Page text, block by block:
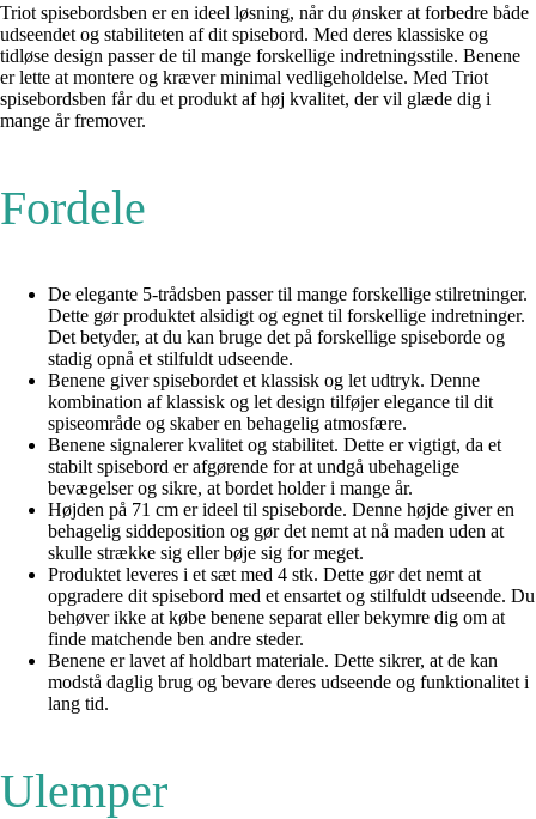
Triot spisebordsben er en ideel løsning, når du ønsker at forbedre både
udseendet og stabiliteten af dit spisebord. Med deres klassiske og
tidløse design passer de til mange forskellige indretningsstile. Benene
er lette at montere og kræver minimal vedligeholdelse. Med Triot
spisebordsben får du et produkt af høj kvalitet, der vil glæde dig i
mange år fremover.
Fordele
De elegante 5-trådsben passer til mange forskellige stilretninger.
Dette gør produktet alsidigt og egnet til forskellige indretninger.
Det betyder, at du kan bruge det på forskellige spiseborde og
stadig opnå et stilfuldt udseende.
Benene giver spisebordet et klassisk og let udtryk. Denne
kombination af klassisk og let design tilføjer elegance til dit
spiseområde og skaber en behagelig atmosfære.
Benene signalerer kvalitet og stabilitet. Dette er vigtigt, da et
stabilt spisebord er afgørende for at undgå ubehagelige
bevægelser og sikre, at bordet holder i mange år.
Højden på 71 cm er ideel til spiseborde. Denne højde giver en
behagelig siddeposition og gør det nemt at nå maden uden at
skulle strække sig eller bøje sig for meget.
Produktet leveres i et sæt med 4 stk. Dette gør det nemt at
opgradere dit spisebord med et ensartet og stilfuldt udseende. Du
behøver ikke at købe benene separat eller bekymre dig om at
finde matchende ben andre steder.
Benene er lavet af holdbart materiale. Dette sikrer, at de kan
modstå daglig brug og bevare deres udseende og funktionalitet i
lang tid.
Ulemper